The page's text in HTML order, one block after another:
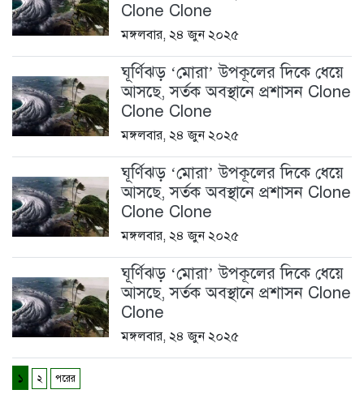
Clone Clone
মঙ্গলবার, ২৪ জুন ২০২৫
ঘূর্ণিঝড় ‘মোরা’ উপকূলের দিকে ধেয়ে
আসছে, সর্তক অবস্থানে প্রশাসন Clone
Clone Clone
মঙ্গলবার, ২৪ জুন ২০২৫
ঘূর্ণিঝড় ‘মোরা’ উপকূলের দিকে ধেয়ে
আসছে, সর্তক অবস্থানে প্রশাসন Clone
Clone Clone
মঙ্গলবার, ২৪ জুন ২০২৫
ঘূর্ণিঝড় ‘মোরা’ উপকূলের দিকে ধেয়ে
আসছে, সর্তক অবস্থানে প্রশাসন Clone
Clone
মঙ্গলবার, ২৪ জুন ২০২৫
১ ২ পরের